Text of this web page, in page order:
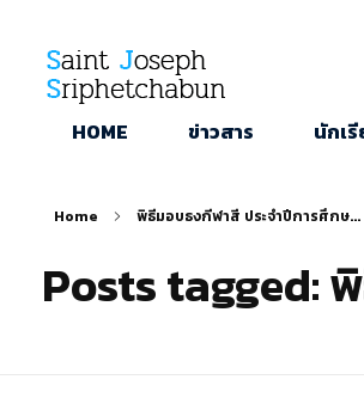
SJS
HOME ข่าวสาร นักเ
Home พิธีมอบธงกีฬาสี ประจำปีการศึกษ...
Posts tagged: